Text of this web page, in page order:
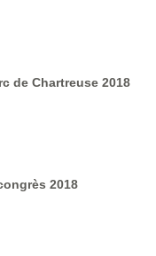
de Chartreuse 2018
2018